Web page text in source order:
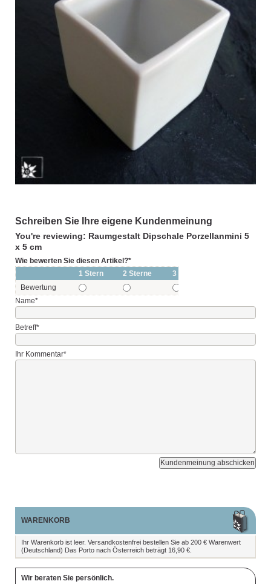
Schreiben Sie Ihre eigene Kundenmeinung
You're reviewing: Raumgestalt Dipschale Porzellanmini 5
x 5 cm
Wie bewerten Sie diesen Artikel?*
1 Stern
2 Sterne 3 Sterne
Bewertung
Name*
Betreff*
Ihr Kommentar*
Kundenmeinung abschicken
WARENKORB
Ihr Warenkorb ist leer. Versandkostenfrei bestellen Sie ab 200 € Warenwert
(Deutschland) Das Porto nach Österreich beträgt 16,90 €.
Wir beraten Sie persönlich.